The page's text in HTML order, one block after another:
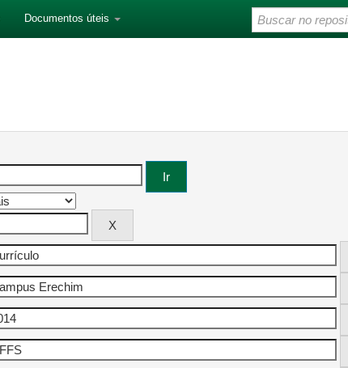
Documentos úteis